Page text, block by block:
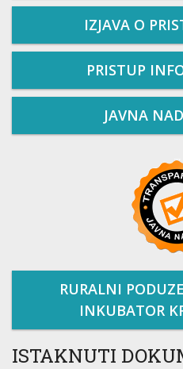
IZJAVA O
PRISTUP
JAVNA
RURALNI
INKUBATOR
ISTAKNUTI